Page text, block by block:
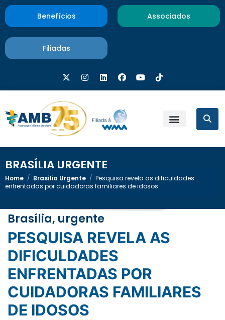
Benefícios Associados
Filiadas
BRASÍLIA URGENTE
Home / Brasília Urgente / Pesquisa revela as dificuldades
enfrentadas por cuidadoras familiares de idosos
Brasília, urgente
PESQUISA REVELA AS
DIFICULDADES
ENFRENTADAS POR
CUIDADORAS FAMILIARES
DE IDOSOS